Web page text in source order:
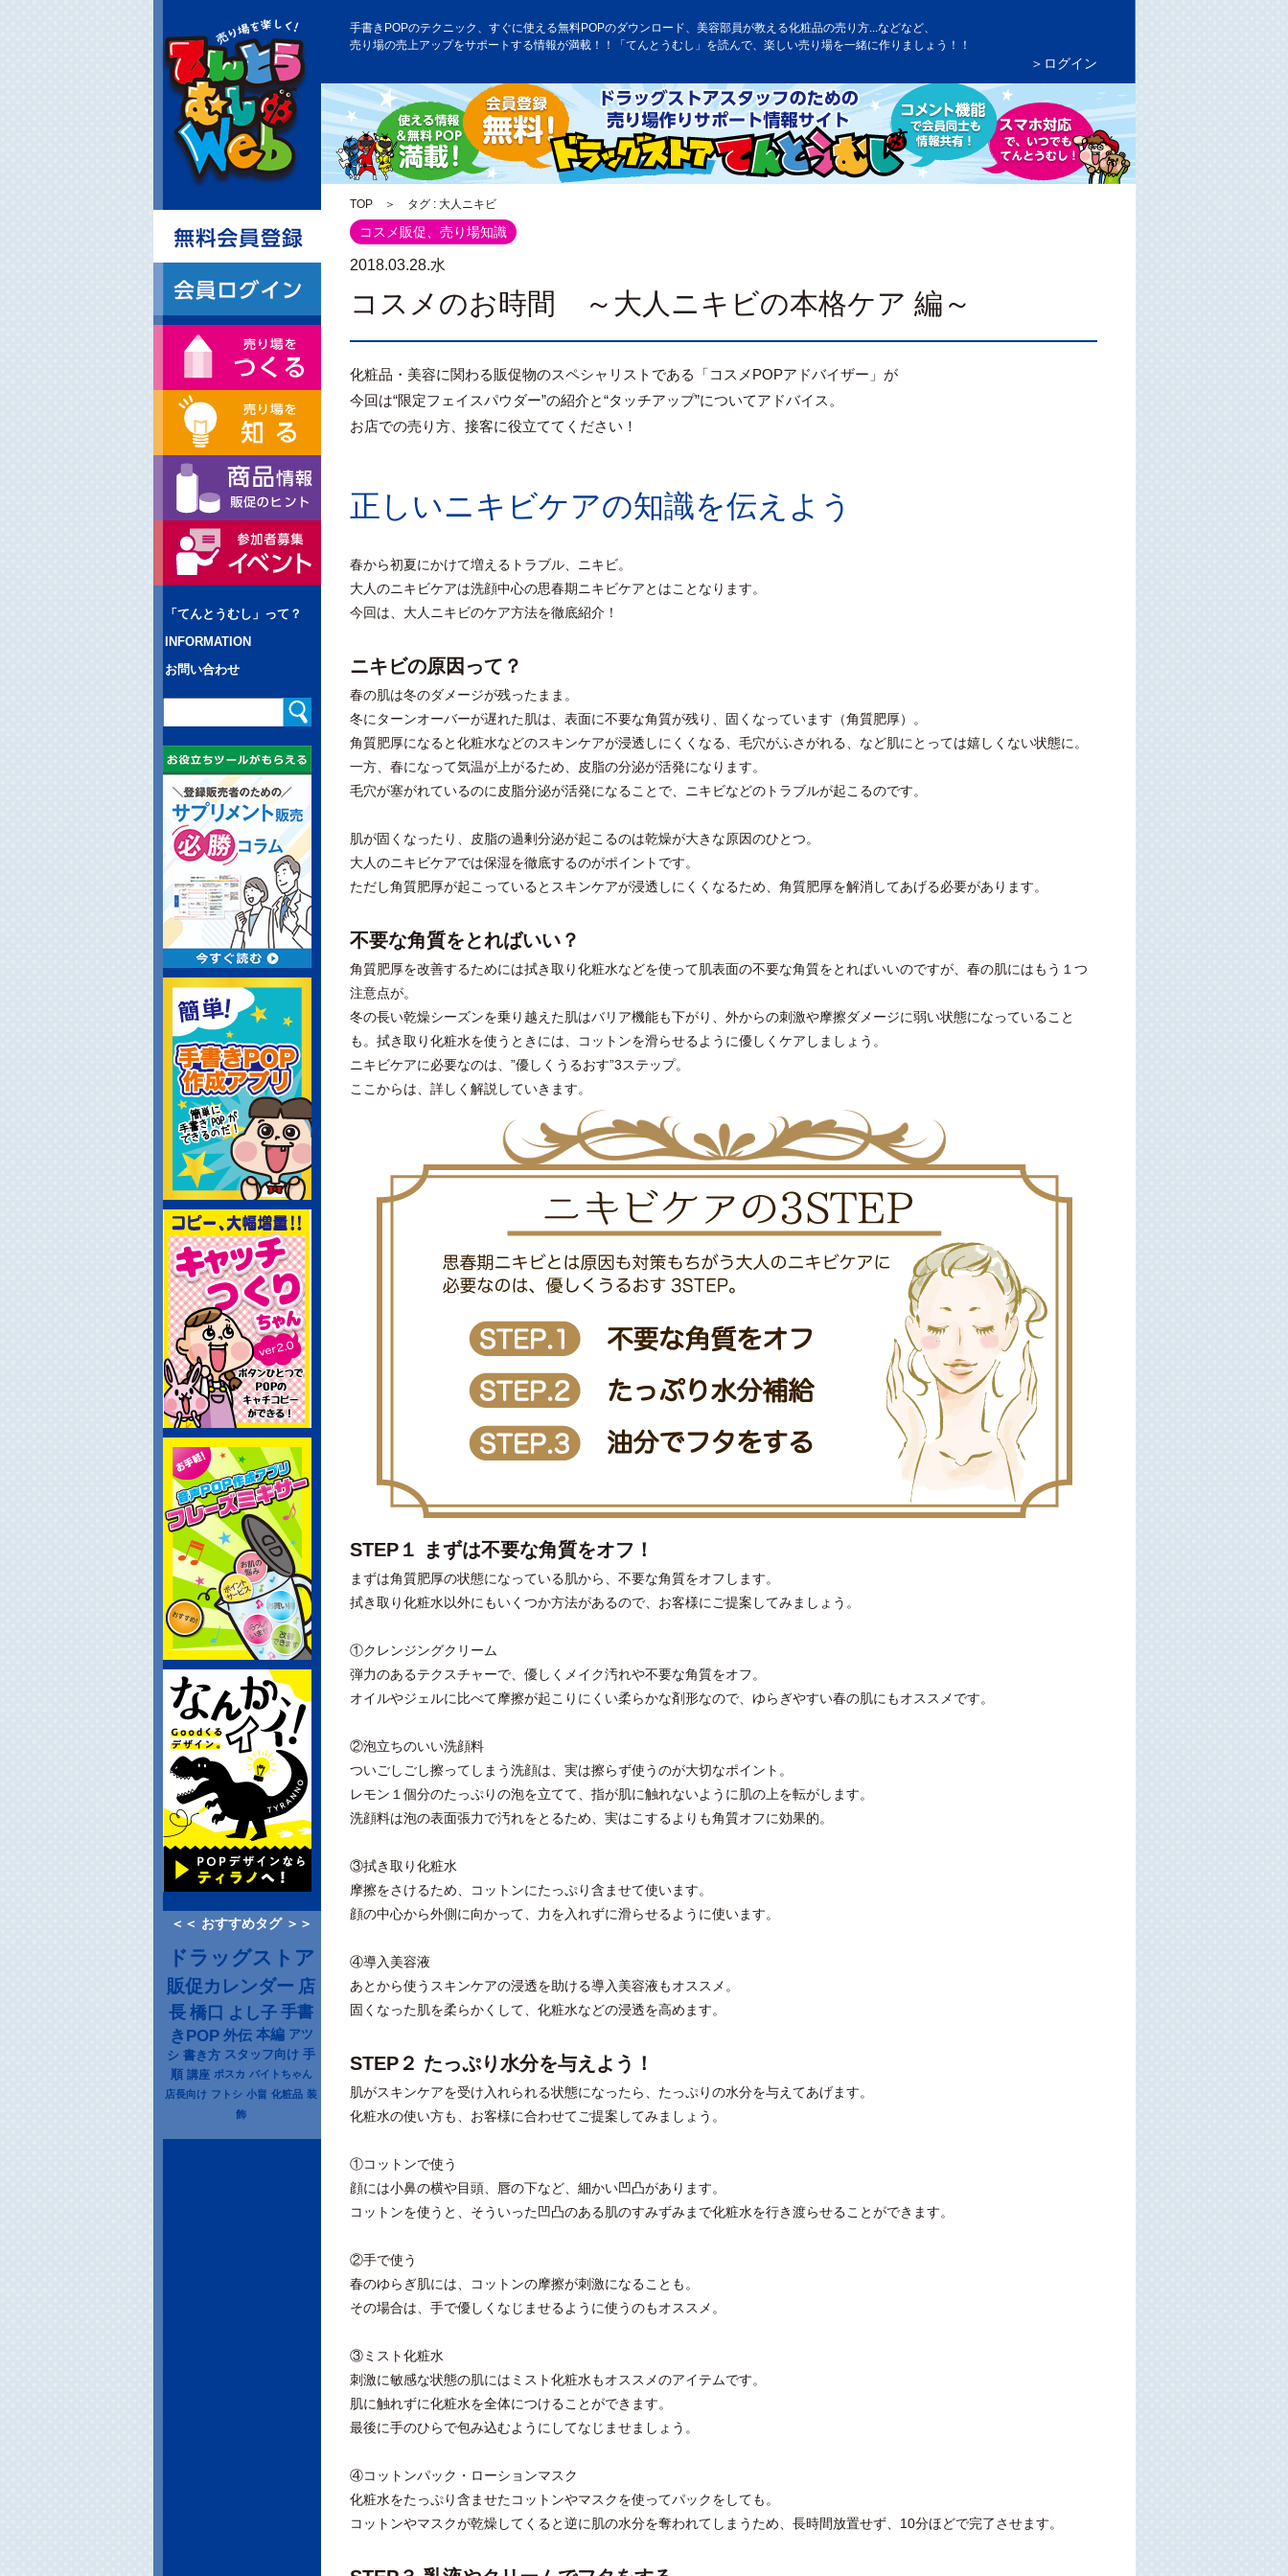
手書きPOPのテクニック、すぐに使える無料POPのダウンロード、美容部員が教える化粧品の売り方...などなど、
売り場の売上アップをサポートする情報が満載！！「てんとうむし」を読んで、楽しい売り場を一緒に作りましょう！！
＞ログイン
TOP＞ タグ : 大人ニキビ
「てんとうむし」って？
INFORMATION
お問い合わせ
＜＜ おすすめタグ ＞＞
ドラッグストア
販促カレンダー 店
長 橋口 よし子 手書
きPOP 外伝 本編 アツ
シ 書き方 スタッフ向け 手
順 講座 ポスカ バイトちゃん
店長向け フトシ 小畠 化粧品 装
飾
コスメ販促、売り場知識
2018.03.28.水
コスメのお時間 ～大人ニキビの本格ケア 編～
化粧品・美容に関わる販促物のスペシャリストである「コスメPOPアドバイザー」が
今回は“限定フェイスパウダー”の紹介と“タッチアップ”についてアドバイス。
お店での売り方、接客に役立ててください！
正しいニキビケアの知識を伝えよう
春から初夏にかけて増えるトラブル、ニキビ。
大人のニキビケアは洗顔中心の思春期ニキビケアとはことなります。
今回は、大人ニキビのケア方法を徹底紹介！
ニキビの原因って？
春の肌は冬のダメージが残ったまま。
冬にターンオーバーが遅れた肌は、表面に不要な角質が残り、固くなっています（角質肥厚）。
角質肥厚になると化粧水などのスキンケアが浸透しにくくなる、毛穴がふさがれる、など肌にとっては嬉しくない状態に。
一方、春になって気温が上がるため、皮脂の分泌が活発になります。
毛穴が塞がれているのに皮脂分泌が活発になることで、ニキビなどのトラブルが起こるのです。
肌が固くなったり、皮脂の過剰分泌が起こるのは乾燥が大きな原因のひとつ。
大人のニキビケアでは保湿を徹底するのがポイントです。
ただし角質肥厚が起こっているとスキンケアが浸透しにくくなるため、角質肥厚を解消してあげる必要があります。
不要な角質をとればいい？
角質肥厚を改善するためには拭き取り化粧水などを使って肌表面の不要な角質をとればいいのですが、春の肌にはもう１つ
注意点が。
冬の長い乾燥シーズンを乗り越えた肌はバリア機能も下がり、外からの刺激や摩擦ダメージに弱い状態になっていること
も。拭き取り化粧水を使うときには、コットンを滑らせるように優しくケアしましょう。
ニキビケアに必要なのは、”優しくうるおす”3ステップ。
ここからは、詳しく解説していきます。
STEP１ まずは不要な角質をオフ！
まずは角質肥厚の状態になっている肌から、不要な角質をオフします。
拭き取り化粧水以外にもいくつか方法があるので、お客様にご提案してみましょう。
①クレンジングクリーム
弾力のあるテクスチャーで、優しくメイク汚れや不要な角質をオフ。
オイルやジェルに比べて摩擦が起こりにくい柔らかな剤形なので、ゆらぎやすい春の肌にもオススメです。
②泡立ちのいい洗顔料
ついごしごし擦ってしまう洗顔は、実は擦らず使うのが大切なポイント。
レモン１個分のたっぷりの泡を立てて、指が肌に触れないように肌の上を転がします。
洗顔料は泡の表面張力で汚れをとるため、実はこするよりも角質オフに効果的。
③拭き取り化粧水
摩擦をさけるため、コットンにたっぷり含ませて使います。
顔の中心から外側に向かって、力を入れずに滑らせるように使います。
④導入美容液
あとから使うスキンケアの浸透を助ける導入美容液もオススメ。
固くなった肌を柔らかくして、化粧水などの浸透を高めます。
STEP２ たっぷり水分を与えよう！
肌がスキンケアを受け入れられる状態になったら、たっぷりの水分を与えてあげます。
化粧水の使い方も、お客様に合わせてご提案してみましょう。
①コットンで使う
顔には小鼻の横や目頭、唇の下など、細かい凹凸があります。
コットンを使うと、そういった凹凸のある肌のすみずみまで化粧水を行き渡らせることができます。
②手で使う
春のゆらぎ肌には、コットンの摩擦が刺激になることも。
その場合は、手で優しくなじませるように使うのもオススメ。
③ミスト化粧水
刺激に敏感な状態の肌にはミスト化粧水もオススメのアイテムです。
肌に触れずに化粧水を全体につけることができます。
最後に手のひらで包み込むようにしてなじませましょう。
④コットンパック・ローションマスク
化粧水をたっぷり含ませたコットンやマスクを使ってパックをしても。
コットンやマスクが乾燥してくると逆に肌の水分を奪われてしまうため、長時間放置せず、10分ほどで完了させます。